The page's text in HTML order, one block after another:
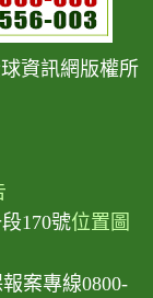
資訊網版權所
170號位置圖
案專線0800-